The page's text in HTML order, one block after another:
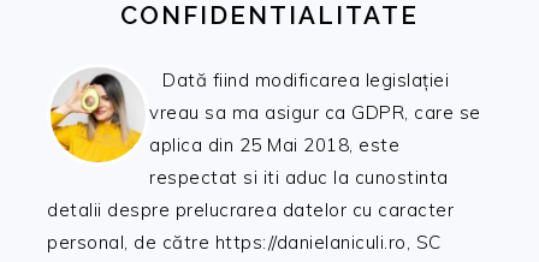
CONFIDENTIALITATE
Dată fiind modificarea legislației
vreau sa ma asigur ca GDPR, care se
aplica din 25 Mai 2018, este
respectat si iti aduc la cunostinta
detalii despre prelucrarea datelor cu caracter
personal, de către https://danielaniculi.ro, SC